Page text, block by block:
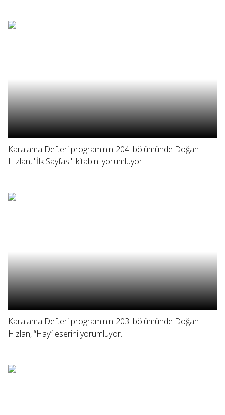
Karalama Defteri programının 204. bölümünde Doğan
Hızlan, "İlk Sayfası" kitabını yorumluyor.
Karalama Defteri programının 203. bölümünde Doğan
Hızlan, “Hay” eserini yorumluyor.